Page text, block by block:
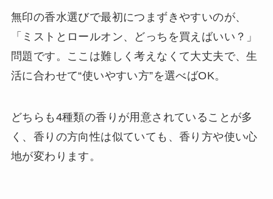
無印の香水選びで最初につまずきやすいのが、
「ミストとロールオン、どっちを買えばいい？」
問題です。ここは難しく考えなくて大丈夫で、生
活に合わせて“使いやすい方”を選べばOK。
どちらも4種類の香りが用意されていることが多
く、香りの方向性は似ていても、香り方や使い心
地が変わります。